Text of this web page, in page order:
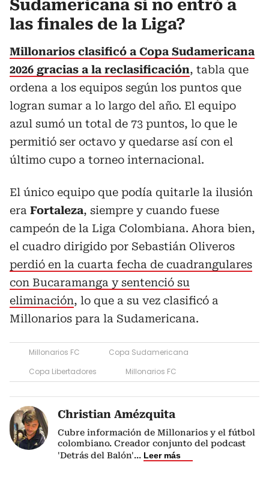
Sudamericana si no entró a
las finales de la Liga?
Millonarios clasificó a Copa Sudamericana
2026 gracias a la reclasificación, tabla que
ordena a los equipos según los puntos que
logran sumar a lo largo del año. El equipo
azul sumó un total de 73 puntos, lo que le
permitió ser octavo y quedarse así con el
último cupo a torneo internacional.
El único equipo que podía quitarle la ilusión
era Fortaleza, siempre y cuando fuese
campeón de la Liga Colombiana. Ahora bien,
el cuadro dirigido por Sebastián Oliveros
perdió en la cuarta fecha de cuadrangulares
con Bucaramanga y sentenció su
eliminación, lo que a su vez clasificó a
Millonarios para la Sudamericana.
Millonarios FC
Copa Sudamericana
Copa Libertadores
Millonarios FC
Christian Amézquita
Cubre información de Millonarios y el fútbol
colombiano. Creador conjunto del podcast
'Detrás del Balón'... Leer más